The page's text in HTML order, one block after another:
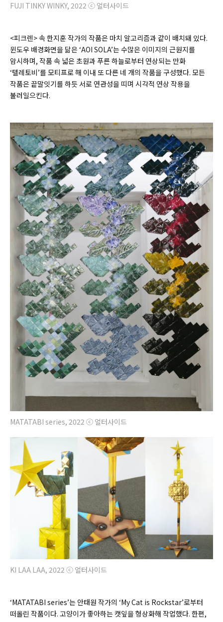
FUJI TINKY WINKY, 2022 ⓒ 얼터사이드
<피크렌> 속 한지훈 작가의 작품은 마치 알고리즘과 같이 배치돼 있다.
윈도우 배경화면을 닮은 ‘AOI SOLA’는 수많은 이미지의 근원지를
암시하며, 작품 속 넓은 초원과 푸른 하늘로부터 연상되는 만화
‘텔레토비’를 모티프로 해 이내 또 다른 네 개의 작품을 구성했다. 모든
작품은 끝말잇기를 하듯 서로 연관성을 띠며 시각적 연상 작용을
불러일으킨다.
MATATABI series, 2022 ⓒ 얼터사이드
KI LAA LAA, 2022 ⓒ 얼터사이드
‘MATATABI series’는 안태원 작가의 ‘My Cat is Rockstar’로부터
떠올린 작품이다. 고양이가 좋아하는 캣잎을 형상화해 작업했다. 한편,